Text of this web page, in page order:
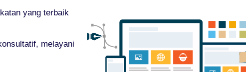
yang terbaik
melayani